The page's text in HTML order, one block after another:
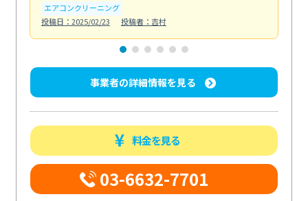
エアコンクリーニング
投稿日：2025/02/23
投稿者：吉村
事業者の詳細情報を見る
料金を見る
03-6632-7701